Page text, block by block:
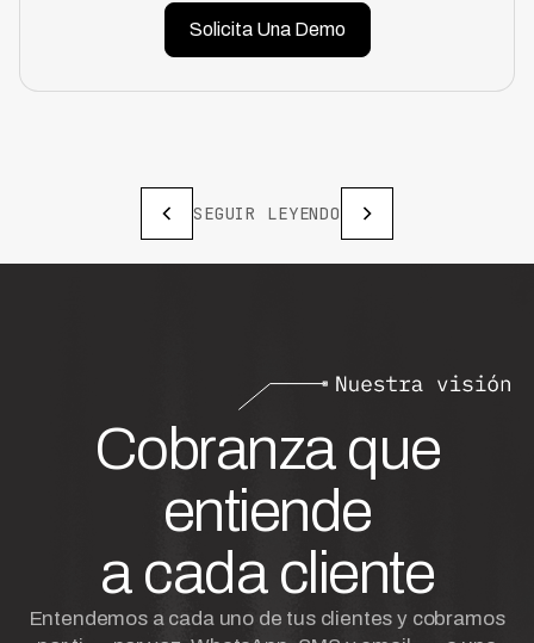
Solicita Una Demo
SEGUIR LEYENDO
Cobranza que
entiende
a cada cliente
Entendemos a cada uno de tus clientes y cobramos